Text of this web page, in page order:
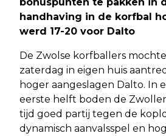
handhaving in de korfbal
werd 17-20 voor Dalto
De Zwolse korfballers
zaterdag in eigen huis
hoger aangeslagen Dalto. In
eerste helft boden de
tijd goed partij tegen de
dynamisch aanvalsspel en